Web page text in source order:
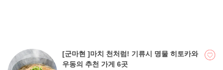
[군마현 ]마치 천처럼! 기류시 명물 히토카와
우동의 추천 가게 6곳